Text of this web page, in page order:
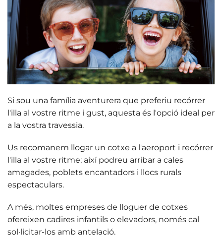
Si sou una família aventurera que preferiu recórrer
l'illa al vostre ritme i gust, aquesta és l'opció ideal per
a la vostra travessia.
Us recomanem llogar un cotxe a l'aeroport i recórrer
l'illa al vostre ritme; així podreu arribar a cales
amagades, poblets encantadors i llocs rurals
espectaculars.
A més, moltes empreses de lloguer de cotxes
ofereixen cadires infantils o elevadors, només cal
sol·licitar-los amb antelació.